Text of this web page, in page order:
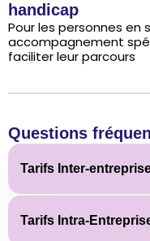
handicap​
Pour les personnes en
accompagnement
faciliter leur parcours
Questions
Tarifs Inter-
Tarifs Intra-